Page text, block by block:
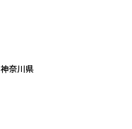
神奈川県